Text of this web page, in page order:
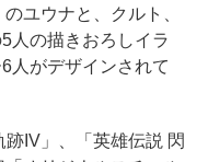
ユウナと、クルト、
人の描きおろしイラ
人がデザインされて
IV」、「英雄伝説 閃